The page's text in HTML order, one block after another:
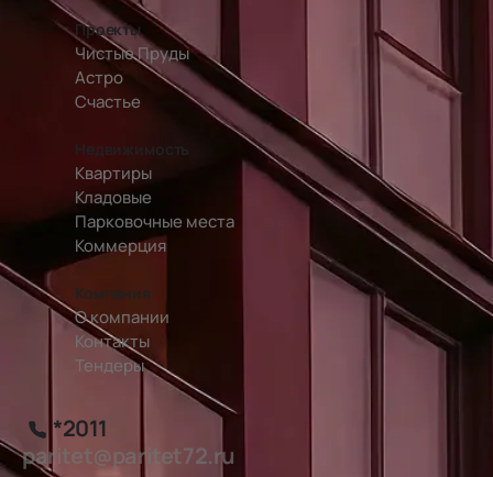
Проекты
Чистые Пруды
Астро
Счастье
Недвижимость
Квартиры
Кладовые
Парковочные места
Коммерция
Компания
О компании
Контакты
Тендеры
*2011
paritet@paritet72.ru